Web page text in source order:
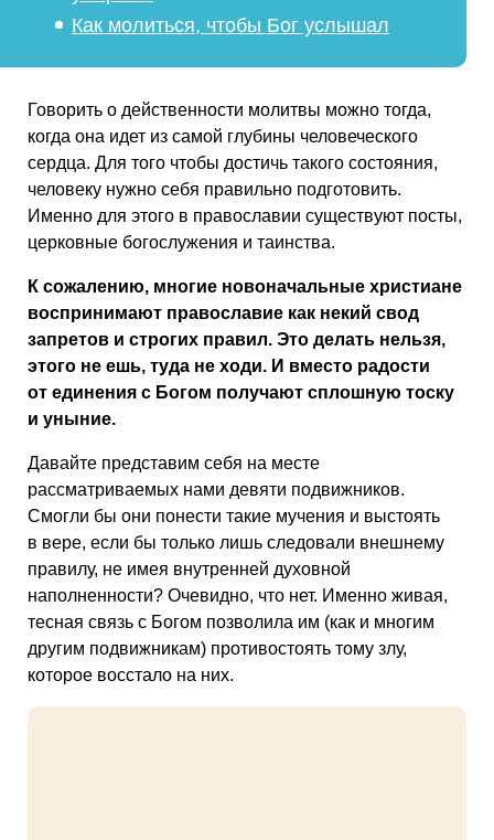
Как молиться, чтобы Бог услышал
Говорить о действенности молитвы можно тогда,
когда она идет из самой глубины человеческого
сердца. Для того чтобы достичь такого состояния,
человеку нужно себя правильно подготовить.
Именно для этого в православии существуют посты,
церковные богослужения и таинства.
К сожалению, многие новоначальные христиане
воспринимают православие как некий свод
запретов и строгих правил. Это делать нельзя,
этого не ешь, туда не ходи. И вместо радости
от единения с Богом получают сплошную тоску
и уныние.
Давайте представим себя на месте
рассматриваемых нами девяти подвижников.
Смогли бы они понести такие мучения и выстоять
в вере, если бы только лишь следовали внешнему
правилу, не имея внутренней духовной
наполненности? Очевидно, что нет. Именно живая,
тесная связь с Богом позволила им (как и многим
другим подвижникам) противостоять тому злу,
которое восстало на них.